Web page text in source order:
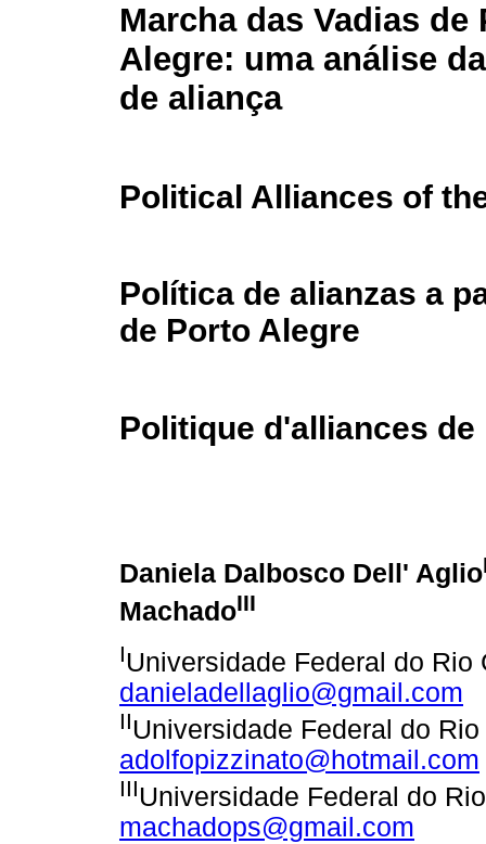
Marcha das Vadias de
Alegre: uma análise
de aliança
Political Alliances of
Política de alianzas a
de Porto Alegre
Politique d'alliances
Daniela Dalbosco Dell' Aglio
MachadoIII
IUniversidade Federal do Rio
danieladellaglio@gmail.com
IIUniversidade Federal do
adolfopizzinato@hotmail.com
IIIUniversidade Federal do
machadops@gmail.com